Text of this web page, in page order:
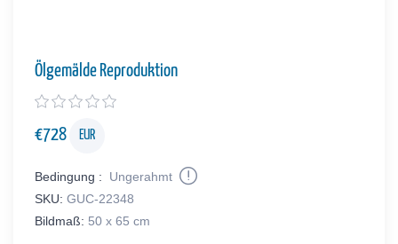
Ölgemälde Reproduktion
€728 EUR
Bedingung :
Ungerahmt
SKU: GUC-22348
Bildmaß: 50 x 65 cm